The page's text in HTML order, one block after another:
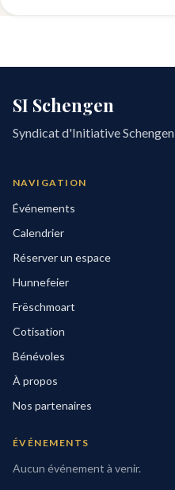
SI Schengen
Syndicat d'Initiative Schengen
NAVIGATION
Événements
Calendrier
Réserver un espace
Hunnefeier
Frëschmoart
Cotisation
Bénévoles
À propos
Nos partenaires
ÉVÉNEMENTS
Aucun événement à venir.